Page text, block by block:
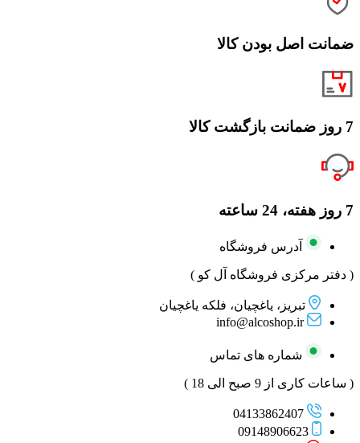
ضمانت اصل بودن کالا
7 روز ضمانت بازگشت کالا
7 روز هفته، 24 ساعته
آدرس فروشگاه
( دفتر مرکزی فروشگاه آل کو )
تبریز، یاغچیان، فلکه یاغچیان
info@alcoshop.ir
شماره های تماس
( ساعات کاری از 9 صبح الی 18 )
04133862407
09148906623